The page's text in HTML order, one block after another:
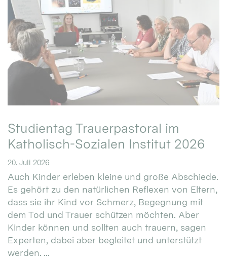
Studientag Trauerpastoral im
Katholisch-Sozialen Institut 2026
20. Juli 2026
Auch Kinder erleben kleine und große Abschiede.
Es gehört zu den natürlichen Reflexen von Eltern,
dass sie ihr Kind vor Schmerz, Begegnung mit
dem Tod und Trauer schützen möchten. Aber
Kinder können und sollten auch trauern, sagen
Experten, dabei aber begleitet und unterstützt
werden. ...